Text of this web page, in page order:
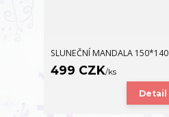
SLUNEČNÍ MANDALA 150*140
499 CZK/ks
Detail